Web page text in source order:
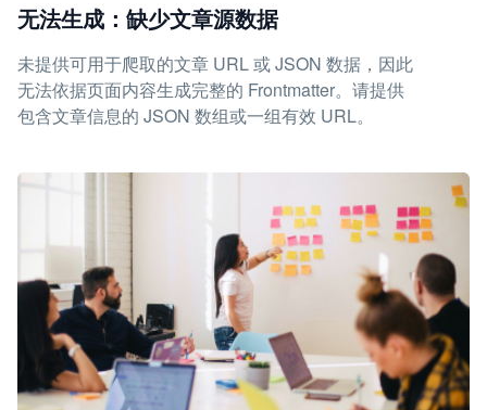
无法生成：缺少文章源数据
未提供可用于爬取的文章 URL 或 JSON 数据，因此
无法依据页面内容生成完整的 Frontmatter。请提供
包含文章信息的 JSON 数组或一组有效 URL。